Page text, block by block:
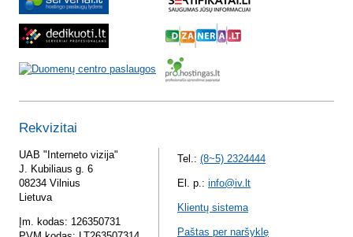
Rekvizitai
UAB "Interneto vizija"
J. Kubiliaus g. 6
08234 Vilnius
Lietuva
Įm. kodas: 126350731
Tel.: (8~5) 2324444
El. p.: info@iv.lt
Klientų sistema
Paštas per naršyklę